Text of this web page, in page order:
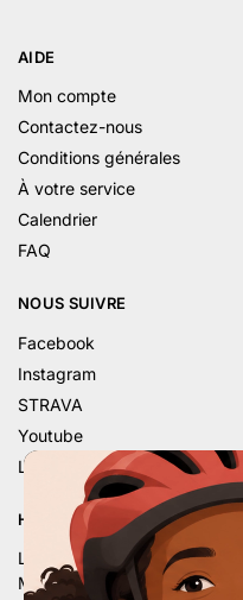
AIDE
Mon compte
Contactez-nous
Conditions générales
À votre service
Calendrier
FAQ
NOUS SUIVRE
Facebook
Instagram
STRAVA
Youtube
Linkedin
HORAIRE D’ÉTÉ
Lu. – 9h – 12h | 14h – 18h
Ma. – 9h – 12h | 14h – 18h